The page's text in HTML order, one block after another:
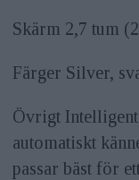
Skärm 2,7 tum
Färger Silver,
Övrigt
automatiskt
passar bäst för